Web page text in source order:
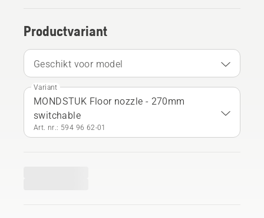
Productvariant
Geschikt voor model
Variant
MONDSTUK Floor nozzle - 270mm
switchable
Art. nr.: 594 96 62‑01